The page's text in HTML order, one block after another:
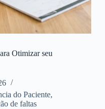
Otimizar seu
do Paciente,
de faltas